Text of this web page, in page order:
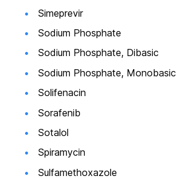
Simeprevir
Sodium Phosphate
Sodium Phosphate, Dibasic
Sodium Phosphate, Monobasic
Solifenacin
Sorafenib
Sotalol
Spiramycin
Sulfamethoxazole